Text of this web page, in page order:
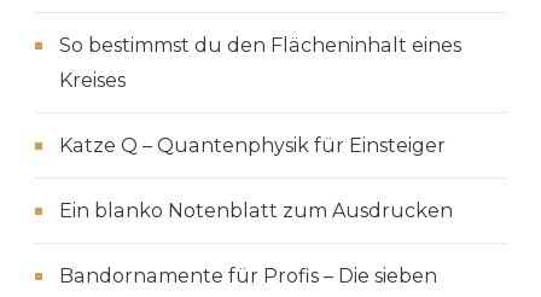
So bestimmst du den Flächeninhalt eines
Kreises
Katze Q – Quantenphysik für Einsteiger
Ein blanko Notenblatt zum Ausdrucken
Bandornamente für Profis – Die sieben